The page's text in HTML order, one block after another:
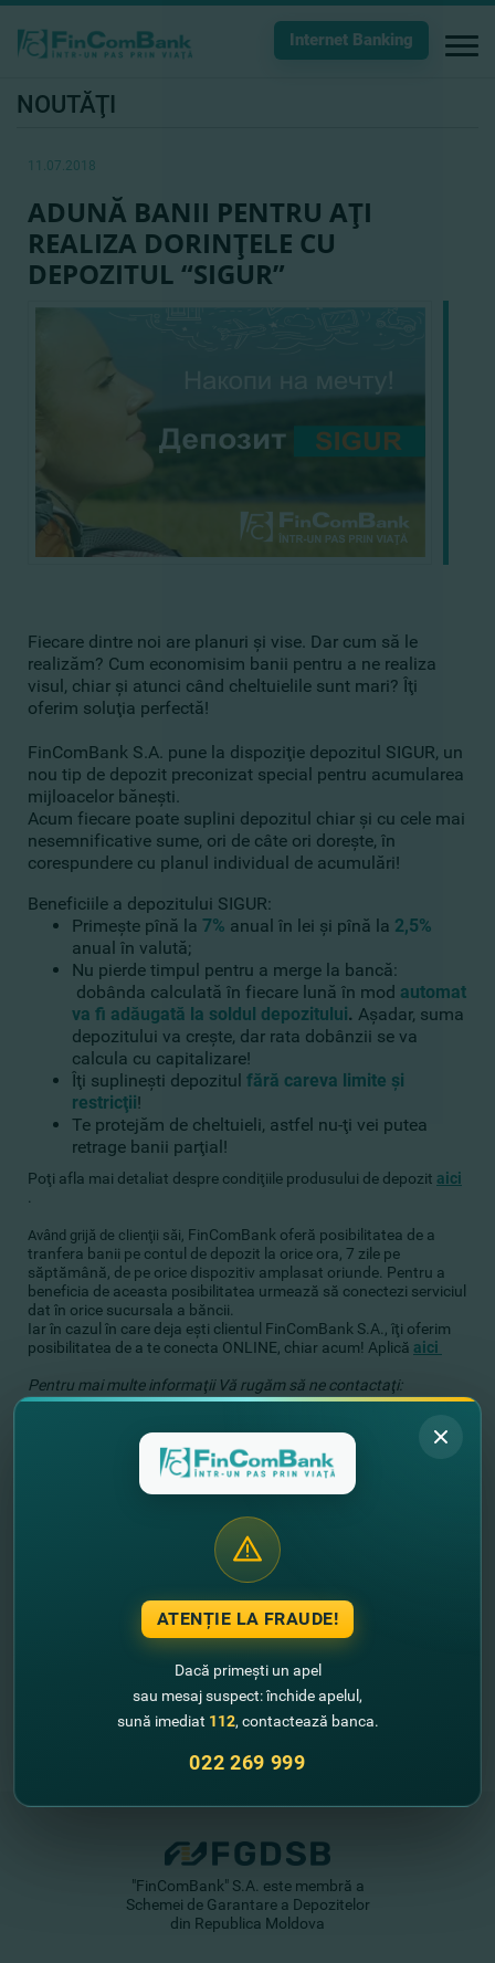
Internet Banking
NOUTĂŢI
11.07.2018
ADUNĂ BANII PENTRU AŢI
REALIZA DORINŢELE CU
DEPOZITUL “SIGUR”
Fiecare dintre noi are planuri şi vise. Dar cum să le
realizăm? Cum economisim banii pentru a ne realiza
visul, chiar şi atunci când cheltuielile sunt mari? Îţi
oferim soluţia perfectă!
FinComBank S.A. pune la dispoziţie depozitul SIGUR, un
nou tip de depozit preconizat special pentru acumularea
mijloacelor băneşti.
Acum fiecare poate suplini depozitul chiar şi cu cele mai
nesemnificative sume, ori de câte ori doreşte, în
corespundere cu planul individual de acumulări!
Beneficiile a depozitului SIGUR:
Primeşte pînă la 7% anual în lei şi pînă la 2,5%
anual în valută;
Nu pierde timpul pentru a merge la bancă:
dobânda calculată în fiecare lună în mod automat
va fi adăugată la soldul depozitului. Aşadar, suma
depozitului va creşte, dar rata dobânzii se va
calcula cu capitalizare!
Îţi suplineşti depozitul fără careva limite şi
restricţii!
Te protejăm de cheltuieli, astfel nu-ţi vei putea
retrage banii parţial!
Poţi afla mai detaliat despre condiţiile produsului de depozit aici
Având grijă de clienţii săi, FinComBank oferă posibilitatea de a
tranfera banii pe contul de depozit la orice ora, 7 zile pe
săptămână, de pe orice dispozitiv amplasat oriunde. Pentru a
beneficia de aceasta posibilitatea urmează să conectezi serviciul
dat în orice sucursala a băncii.
Iar în cazul în care deja eşti clientul FinComBank S.A., îţi oferim
posibilitatea de a te conecta ONLINE, chiar acum! Aplică aici
Pentru mai multe informaţii Vă rugăm să ne contactaţi:
Теl.:(+373-22) 26-99-99
www.fincombank.cоm
Alte noutăţi
"FinComBank" S.A. este membră a
Schemei de Garantare a Depozitelor
din Republica Moldova
ATENȚIE LA FRAUDE!
Dacă primești un apel
sau mesaj suspect: închide apelul,
sună imediat 112, contactează banca.
022 269 999